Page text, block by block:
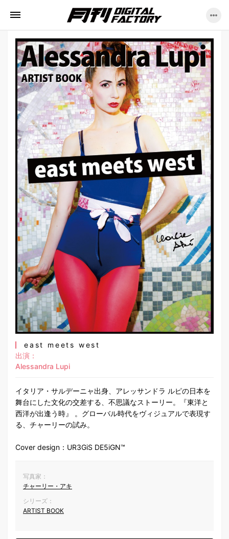
east meets west
出演：
Alessandra Lupi
イタリア・サルデーニャ出身、アレッサンドラ ルピの日本を
舞台にした文化の交差する、不思議なストーリー。『東洋と
西洋が出逢う時』 。グローバル時代をヴィジュアルで表現す
る、チャーリーの試み。
Cover design：UR3GiS DE5iGN™
写真家：
チャーリー・アキ
シリーズ：
ARTIST BOOK